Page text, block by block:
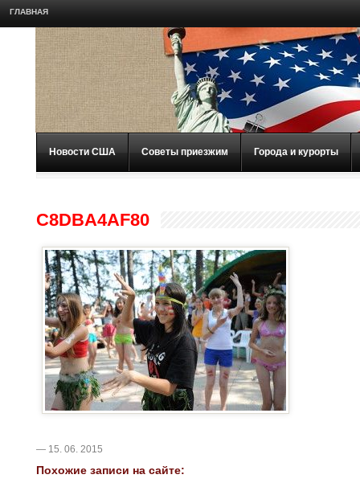
ГЛАВНАЯ
Новости США Советы приезжим Города и курорты
C8DBA4AF80
— 15. 06. 2015
Похожие записи на сайте: